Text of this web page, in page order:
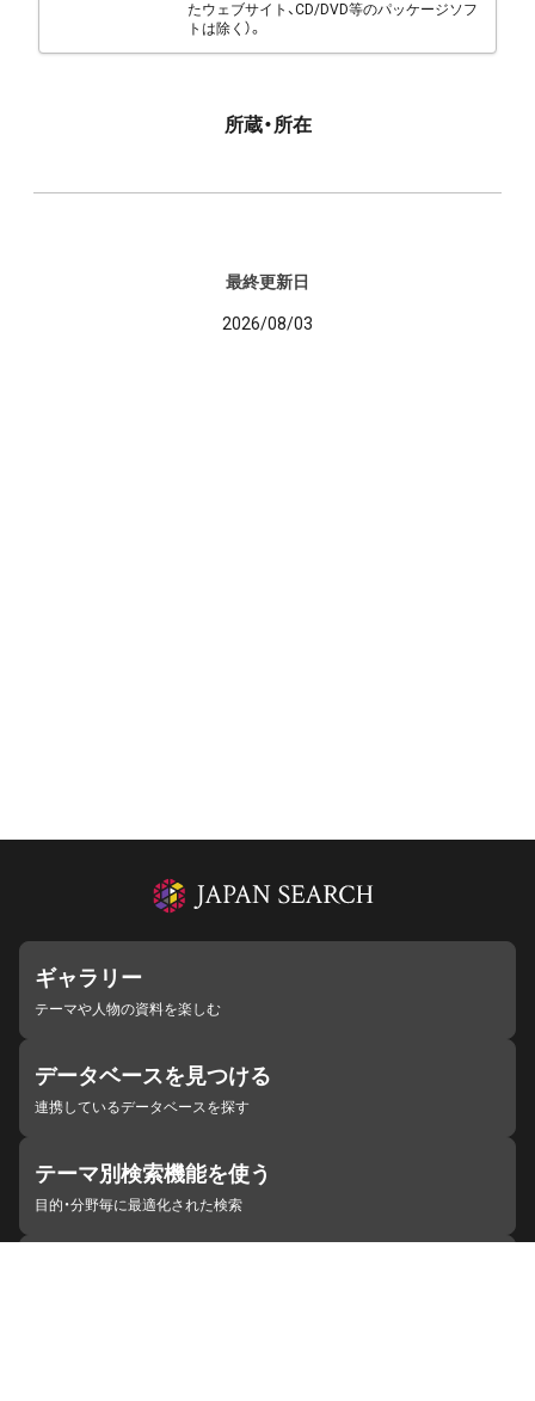
たウェブサイト、CD/DVD等のパッケージソフ
トは除く）。
所蔵・所在
最終更新日
2026/08/03
ギャラリー
テーマや人物の資料を楽しむ
データベースを見つける
連携しているデータベースを探す
テーマ別検索機能を使う
目的・分野毎に最適化された検索